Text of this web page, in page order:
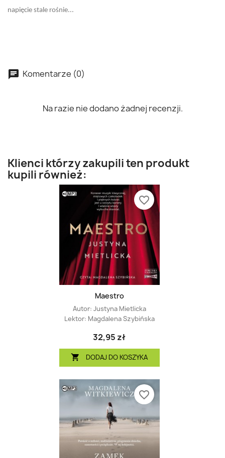
napięcie stale rośnie...
Komentarze (0)
Na razie nie dodano żadnej recenzji.
Klienci którzy zakupili ten produkt
kupili również:
Maestro
Autor: Justyna Mietlicka
Lektor: Magdalena Szybińska
32,95 zł
 DODAJ DO KOSZYKA
favorite_border
favorite_border